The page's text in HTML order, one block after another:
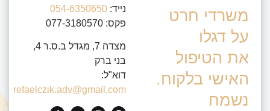
משרדי חרט
על דגלו
את הטיפול
האישי בלקוח.
נשמח
נייד: 054-6350650
פקס: 077-3180570
מצדה 7, מגדל ב.ס.ר 4,
בני ברק
דוא"ל:
refaelczik.adv@gmail.com